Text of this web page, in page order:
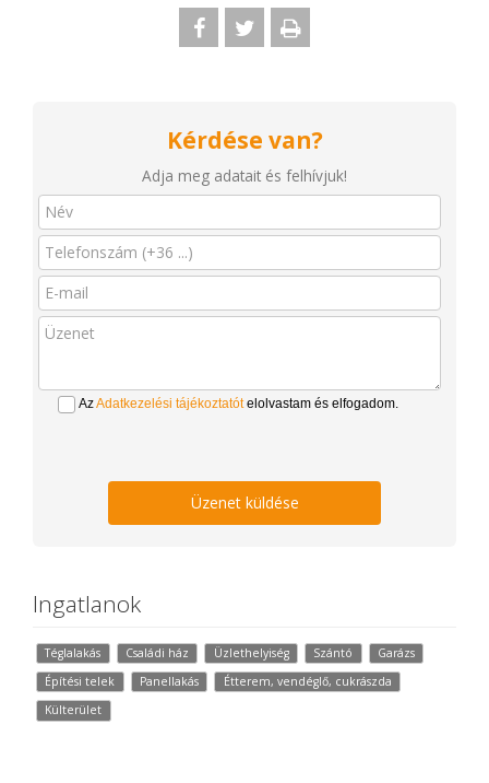
Kérdése van?
Adja meg adatait és felhívjuk!
AzAdatkezelési tájékoztatótelolvastam és elfogadom.
Üzenet küldése
Ingatlanok
Téglalakás Családi ház Üzlethelyiség Szántó
Garázs
Építési telek
Panellakás
Étterem, vendéglő, cukrászda
Külterület